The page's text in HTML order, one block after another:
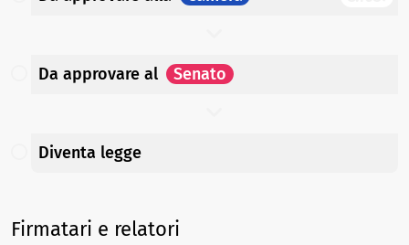
Da approvare al Senato
Diventa legge
Firmatari e relatori